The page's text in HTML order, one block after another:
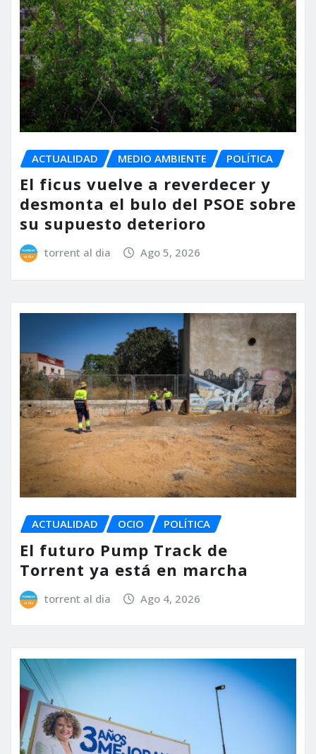
ACTUALIDAD MEDIO AMBIENTE POLÍTICA
El ficus vuelve a reverdecer y
desmonta el bulo del PSOE sobre
su supuesto deterioro
torrent al dia Ago 5, 2026
ACTUALIDAD OCIO POLÍTICA
El futuro Pump Track de
Torrent ya está en marcha
torrent al dia Ago 4, 2026